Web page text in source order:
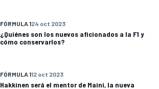
FÓRMULA 124 oct 2023
¿Quiénes son los nuevos aficionados a la F1 y
cómo conservarlos?
FÓRMULA 112 oct 2023
Hakkinen será el mentor de Maini, la nueva